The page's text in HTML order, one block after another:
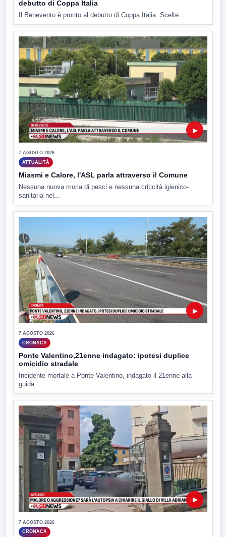
debutto di Coppa Italia
Il Benevento è pronto al debutto di Coppa Italia. Scelte...
▶
7 AGOSTO 2026
ATTUALITÀ
Miasmi e Calore, l'ASL parla attraverso il Comune
Nessuna nuova moria di pesci e nessuna criticità igienico-
sanitaria nel...
▶
7 AGOSTO 2026
CRONACA
Ponte Valentino,21enne indagato: ipotesi duplice
omicidio stradale
Incidente mortale a Ponte Valentino, indagato il 21enne alla
guida...
▶
7 AGOSTO 2026
CRONACA